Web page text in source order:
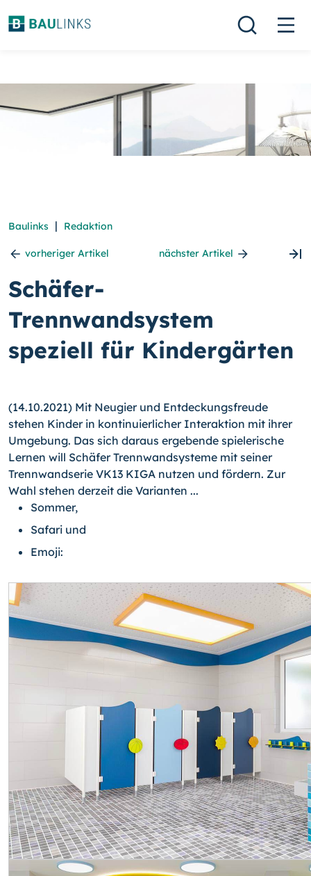
Baulinks | Redaktion
vorheriger Artikel nächster Artikel
Schäfer-
Trennwandsystem
speziell für Kindergärten
(14.10.2021) Mit Neugier und Entdeckungsfreude
stehen Kinder in kontinuierlicher Interaktion mit ihrer
Umgebung. Das sich daraus ergebende spielerische
Lernen will Schäfer Trennwandsysteme mit seiner
Trennwandserie VK13 KIGA nutzen und fördern. Zur
Wahl stehen derzeit die Varianten ...
Sommer,
Safari und
Emoji: